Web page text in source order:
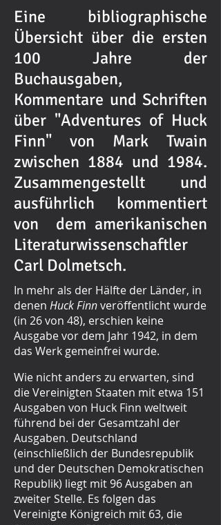
Eine bibliographische
Übersicht über die ersten
100 Jahre der
Buchausgaben,
Kommentare und Schriften
über "Adventures of Huck
Finn" von Mark Twain
zwischen 1884 und 1984.
Zusammengestellt und
ausführlich kommentiert
von dem amerikanischen
Literaturwissenschaftler
Carl Dolmetsch.
In mehr als der Hälfte der Länder, in
denen Huck Finnveröffentlicht wurde
(in 26 von 48), erschien keine
Ausgabe vor dem Jahr 1942, in dem
das Werk gemeinfrei wurde.
Wie nicht anders zu erwarten, sind
die Vereinigten Staaten mit etwa 151
Ausgaben von Huck Finn weltweit
führend bei der Gesamtzahl der
Ausgaben. Deutschland
(einschließlich der Bundesrepublik
und der Deutschen Demokratischen
Republik) liegt mit 96 Ausgaben an
zweiter Stelle. Es folgen das
Vereinigte Königreich mit 63, die